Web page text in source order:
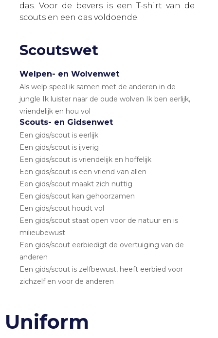
das. Voor de bevers is een T-shirt van de
scouts en een das voldoende.
Scoutswet
Welpen- en Wolvenwet
Als welp speel ik samen met de anderen in de
jungle Ik luister naar de oude wolven Ik ben eerlijk,
vriendelijk en hou vol
Scouts- en Gidsenwet
Een gids/scout is eerlijk
Een gids/scout is ijverig
Een gids/scout is vriendelijk en hoffelijk
Een gids/scout is een vriend van allen
Een gids/scout maakt zich nuttig
Een gids/scout kan gehoorzamen
Een gids/scout houdt vol
Een gids/scout staat open voor de natuur en is
milieubewust
Een gids/scout eerbiedigt de overtuiging van de
anderen
Een gids/scout is zelfbewust, heeft eerbied voor
zichzelf en voor de anderen
Uniform